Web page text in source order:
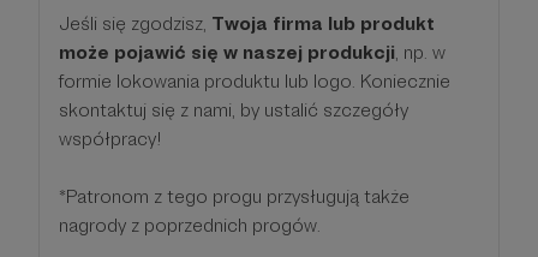
Jeśli się zgodzisz, Twoja firma lub produkt
może pojawić się w naszej produkcji , np. w
formie lokowania produktu lub logo. Koniecznie
skontaktuj się z nami, by ustalić szczegóły
współpracy!
*Patronom z tego progu przysługują także
nagrody z poprzednich progów.